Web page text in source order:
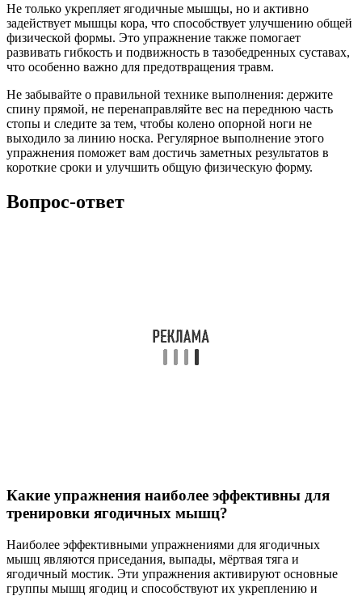
Не только укрепляет ягодичные мышцы, но и активно
задействует мышцы кора, что способствует улучшению общей
физической формы. Это упражнение также помогает
развивать гибкость и подвижность в тазобедренных суставах,
что особенно важно для предотвращения травм.
Не забывайте о правильной технике выполнения: держите
спину прямой, не перенаправляйте вес на переднюю часть
стопы и следите за тем, чтобы колено опорной ноги не
выходило за линию носка. Регулярное выполнение этого
упражнения поможет вам достичь заметных результатов в
короткие сроки и улучшить общую физическую форму.
Вопрос-ответ
Какие упражнения наиболее эффективны для
тренировки ягодичных мышц?
Наиболее эффективными упражнениями для ягодичных
мышц являются приседания, выпады, мёртвая тяга и
ягодичный мостик. Эти упражнения активируют основные
группы мышц ягодиц и способствуют их укреплению и